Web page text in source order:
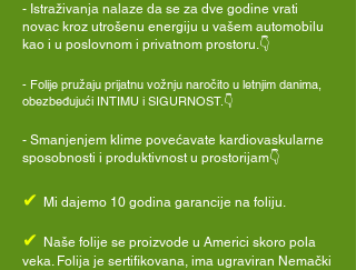
- Istraživanja nalaze da se za dve godine vrati
novac kroz utrošenu energiju u vašem automobilu
kao i u poslovnom i privatnom prostoru.👇
- Folije pružaju prijatnu vožnju naročito u letnjim danima,
obezbeđujući INTIMU i SIGURNOST.👇
- Smanjenjem klime povećavate kardiovaskularne
sposobnosti i produktivnost u prostorijam👇
✔ Mi dajemo 10 godina garancije na foliju.
✔
Naše folije se proizvode u Americi skoro pola
veka. Folija je sertifikovana, ima ugraviran Nemački